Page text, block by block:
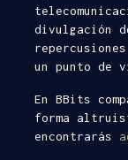
divulgación
un punto de
En BBits
forma
encontrarás